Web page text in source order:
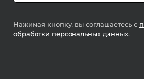
Нажимая кнопку, вы соглашаетесь с
обработки персональных данных.